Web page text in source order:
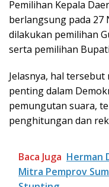
Pemilihan Kepala
berlangsung pada 27
dilakukan pemilihan
serta pemilihan
Jelasnya, hal
penting dalam
pemungutan suara,
penghitungan dan
Baca Juga Herman
Mitra Pemprov